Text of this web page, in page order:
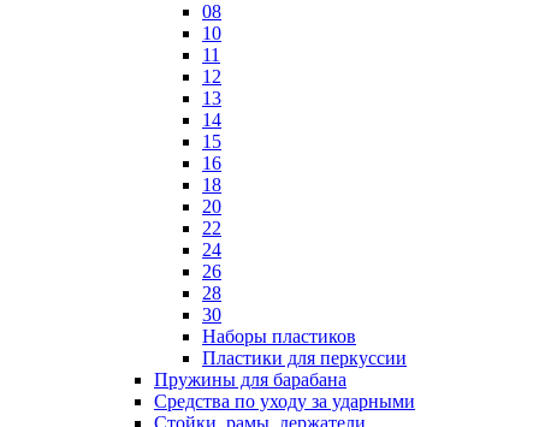
08
10
11
12
13
14
15
16
18
20
22
24
26
28
30
Наборы пластиков
Пластики для перкуссии
Пружины для барабана
Средства по уходу за ударными
Стойки, рамы, держатели